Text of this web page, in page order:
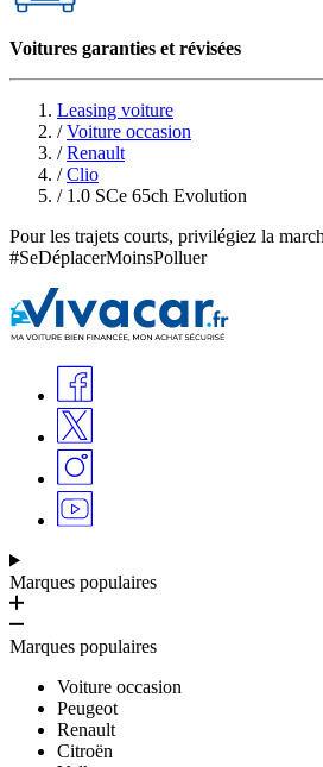
Voitures garanties et révisées
Leasing voiture
/ Voiture occasion
/ Renault
/ Clio
/ 1.0 SCe 65ch Evolution
Pour les trajets courts, privilégiez la
#SeDéplacerMoinsPolluer
Marques populaires
Marques populaires
Voiture occasion
Peugeot
Renault
Citroën